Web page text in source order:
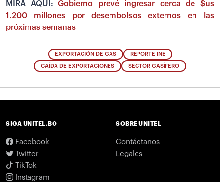
MIRA AQUÍ:Gobierno prevé ingresar cerca de $us
1.200 millones por desembolsos externos en las
próximas semanas
EXPORTACIÓN DE GAS REPORTE INE
CAÍDA DE EXPORTACIONES SECTOR GASÍFERO
SIGA UNITEL.BO
Facebook
Twitter
TikTok
Instagram
SOBRE UNITEL
Contáctanos
Legales